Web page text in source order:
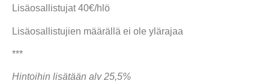
Lisäosallistujat 40€/hlö
Lisäosallistujien määrällä ei ole ylärajaa
***
Hintoihin lisätään alv 25,5%